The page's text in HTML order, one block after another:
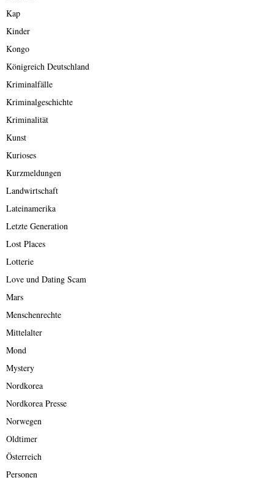
Kap
Kinder
Kongo
Königreich Deutschland
Kriminalfälle
Kriminalgeschichte
Kriminalität
Kunst
Kurioses
Kurzmeldungen
Landwirtschaft
Lateinamerika
Letzte Generation
Lost Places
Lotterie
Love und Dating Scam
Mars
Menschenrechte
Mittelalter
Mond
Mystery
Nordkorea
Nordkorea Presse
Norwegen
Oldtimer
Österreich
Personen